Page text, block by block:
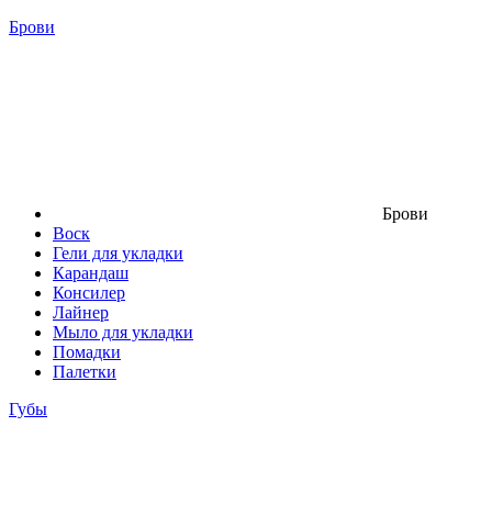
Брови
Брови
Воск
Гели для укладки
Карандаш
Консилер
Лайнер
Мыло для укладки
Помадки
Палетки
Губы